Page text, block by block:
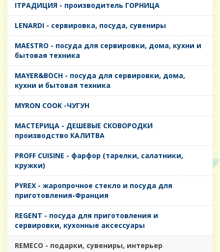
IТРАДИЦИЯ - производитель ГОРНИЦА
LENARDI - сервировка, посуда, сувениры
MAESTRO - посуда для сервировки, дома, кухни и
бытовая техника
MAYER&BOCH - посуда для сервировки, дома,
кухни и бытовая техника
MYRON COOK -ЧУГУН
MАСТЕРИЦА - ДЕШЕВЫЕ СКОВОРОДКИ
производство КАЛИТВА
PROFF CUISINE - фарфор (тарелки, салатники,
кружки)
PYREX - жаропрочное стекло и посуда для
приготовления-Франция
REGENT - посуда для приготовления и
сервировки, кухонные аксессуары
REMECO - подарки, сувениры, интерьер